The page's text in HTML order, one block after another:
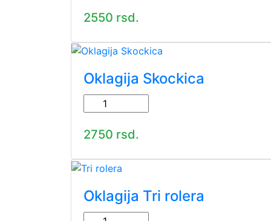
2550 rsd.
Oklagija Skockica
2750 rsd.
Oklagija Tri rolera